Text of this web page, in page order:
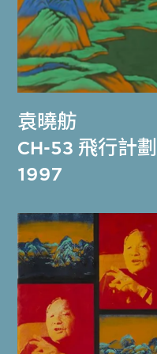
袁曉舫
CH-53 飛行計劃
1997